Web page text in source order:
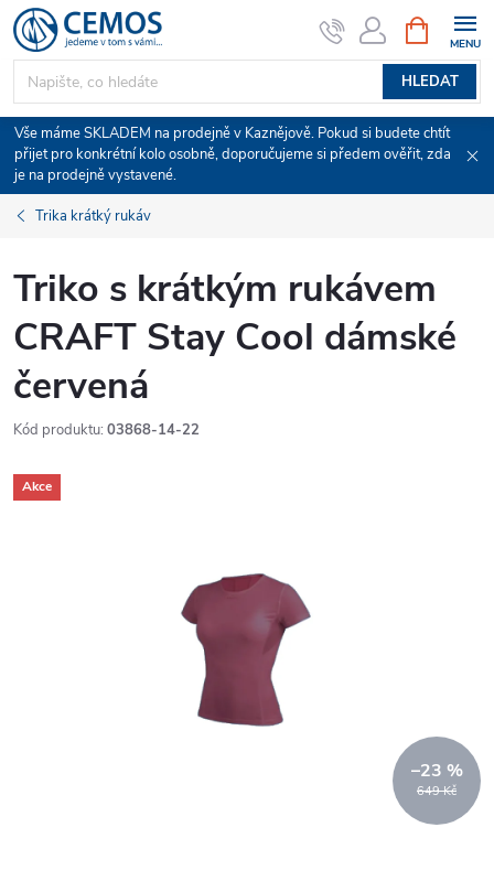
Přejít
na
obsah
HLEDAT
NÁKUPNÍ
KOŠÍK
Vše máme SKLADEM na prodejně v Kaznějově. Pokud si budete chtít
přijet pro konkrétní kolo osobně, doporučujeme si předem ověřit, zda
je na prodejně vystavené.
Trika krátký rukáv
Triko s krátkým rukávem
CRAFT Stay Cool dámské
červená
Kód produktu: 03868-14-22
Akce
649 Kč
–23 %